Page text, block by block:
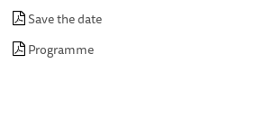
Save the date
Programme